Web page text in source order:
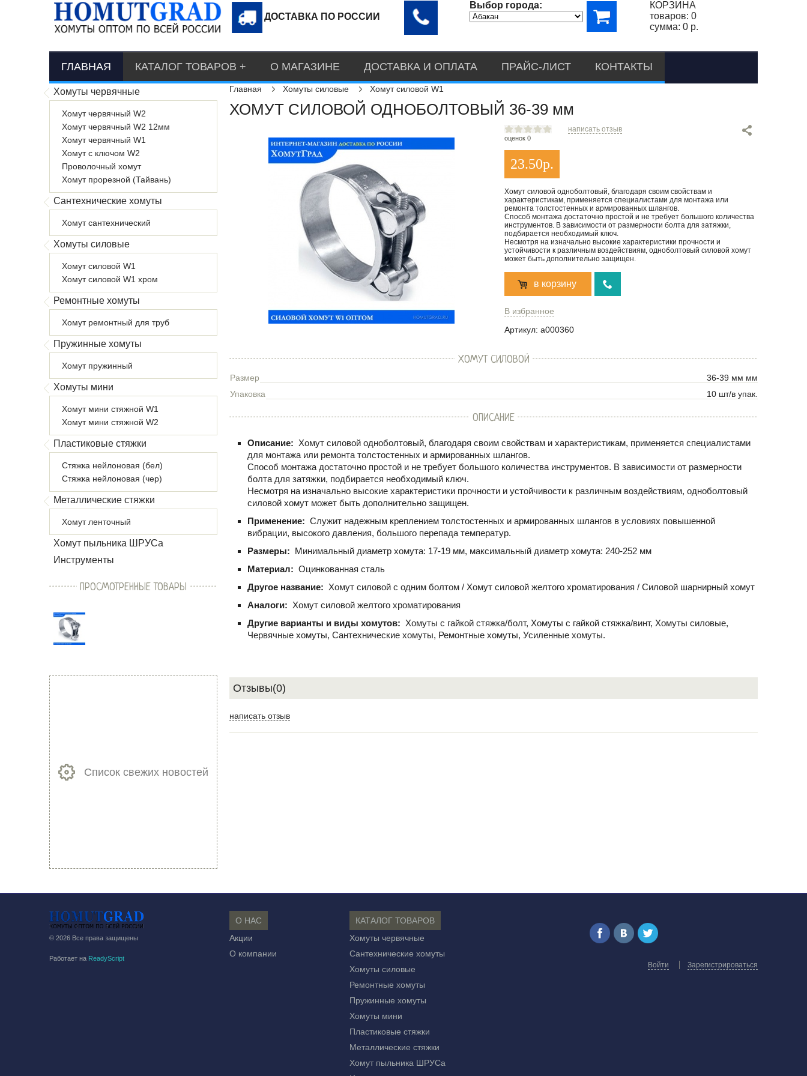
ДОСТАВКА ПО РОССИИ
Выбор города:
КОРЗИНА
товаров: 0
сумма: 0 р.
ГЛАВНАЯ КАТАЛОГ ТОВАРОВ О МАГАЗИНЕ ДОСТАВКА И ОПЛАТА ПРАЙС-ЛИСТ КОНТАКТЫ
Хомуты червячные
Хомут червячный W2
Хомут червячный W2 12мм
Хомут червячный W1
Хомут с ключом W2
Проволочный хомут
Хомут прорезной (Тайвань)
Сантехнические хомуты
Хомут сантехнический
Хомуты силовые
Хомут силовой W1
Хомут силовой W1 хром
Ремонтные хомуты
Хомут ремонтный для труб
Пружинные хомуты
Хомут пружинный
Хомуты мини
Хомут мини стяжной W1
Хомут мини стяжной W2
Пластиковые стяжки
Стяжка нейлоновая (бел)
Стяжка нейлоновая (чер)
Металлические стяжки
Хомут ленточный
Хомут пыльника ШРУСа
Инструменты
Главная Хомуты силовые Хомут силовой W1
ХОМУТ СИЛОВОЙ ОДНОБОЛТОВЫЙ 36-39 мм
оценок 0
написать отзыв
23.50р.
Хомут силовой одноболтовый, благодаря своим свойствам и
характеристикам, применяется специалистами для монтажа или
ремонта толстостенных и армированных шлангов.
Способ монтажа достаточно простой и не требует большого количества
инструментов. В зависимости от размерности болта для затяжки,
подбирается необходимый ключ.
Несмотря на изначально высокие характеристики прочности и
устойчивости к различным воздействиям, одноболтовый силовой хомут
может быть дополнительно защищен.
в корзину
В избранное
Артикул: a000360
ХОМУТ СИЛОВОЙ
Размер
36-39 мм мм
Упаковка
10 шт/в упак.
ОПИСАНИЕ
Описание: Хомут силовой одноболтовый, благодаря своим свойствам и характеристикам, применяется специалистами
для монтажа или ремонта толстостенных и армированных шлангов.
Способ монтажа достаточно простой и не требует большого количества инструментов. В зависимости от размерности
болта для затяжки, подбирается необходимый ключ.
Несмотря на изначально высокие характеристики прочности и устойчивости к различным воздействиям, одноболтовый
силовой хомут может быть дополнительно защищен.
Применение: Служит надежным креплением толстостенных и армированных шлангов в условиях повышенной
вибрации, высокого давления, большого перепада температур.
Размеры: Минимальный диаметр хомута: 17-19 мм, максимальный диаметр хомута: 240-252 мм
Материал: Оцинкованная сталь
Другое название: Хомут силовой с одним болтом / Хомут силовой желтого хроматирования / Силовой шарнирный хомут
Аналоги: Хомут силовой желтого хроматирования
Другие варианты и виды хомутов: Хомуты с гайкой стяжка/болт, Хомуты с гайкой стяжка/винт, Хомуты силовые,
Червячные хомуты, Сантехнические хомуты, Ремонтные хомуты, Усиленные хомуты.
Отзывы(0)
написать отзыв
ПРОСМОТРЕННЫЕ ТОВАРЫ
Список свежих новостей
© 2026 Все права защищены
Работает на ReadyScript
О НАС
Акции
О компании
КАТАЛОГ ТОВАРОВ
Хомуты червячные
Сантехнические хомуты
Хомуты силовые
Ремонтные хомуты
Пружинные хомуты
Хомуты мини
Пластиковые стяжки
Металлические стяжки
Хомут пыльника ШРУСа
Войти Зарегистрироваться